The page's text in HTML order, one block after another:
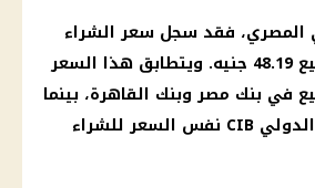
المصري، فقد سجل سعر الشراء
48.9 جنيه، وسعر البيع 48.19 جنيه. ويتطابق هذا السعر
في بنك مصر وبنك القاهرة، بينما
سجل البنك التجاري الدولي CIB نفس السعر للشراء